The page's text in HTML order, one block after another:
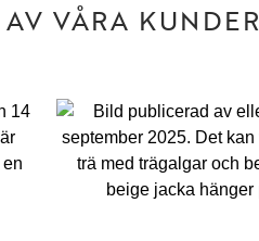
VÅRA KUNDER